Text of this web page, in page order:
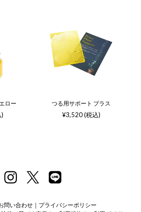
ロー つる用サポート ブラス
¥3,520 (税込)
問い合わせ
プライバシーポリシー